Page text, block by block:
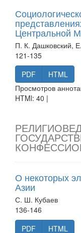
Центральной
П. К. Дашковский,
121-135
PDF
HTML
Просмотров
HTMl: 40 |
О некоторых
Азии
С. Ш. Кубаев
136-146
PDF
HTML